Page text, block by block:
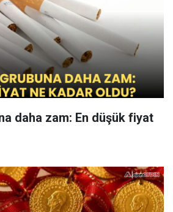
daha zam: En düşük fiyat